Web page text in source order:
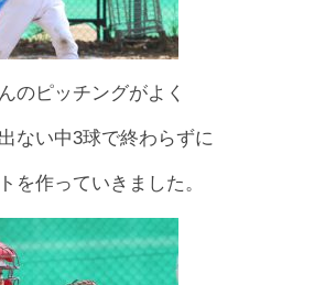
のピッチングがよく
ない中3球で終わらずに
を作っていきました。